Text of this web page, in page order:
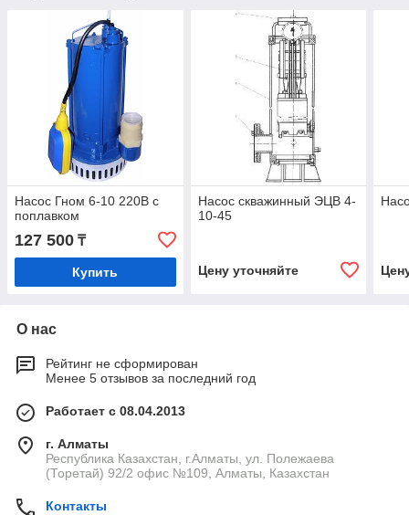
Насос Гном 6-10 220В с
поплавком
127 500 ₸
Купить
Насос скважинный ЭЦВ 4-
10-45
Цену уточняйте
О нас
Рейтинг не сформирован
Менее 5 отзывов за последний год
Работает с 08.04.2013
г. Алматы
Республика Казахстан, г.Алматы, ул. Полежаева
(Торетай) 92/2 офис №109, Алматы, Казахстан
Контакты